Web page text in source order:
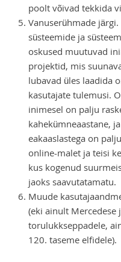
poolt võivad tekkida
Vanuserühmade
süsteemide ja
oskused muutuvad
projektid, mis
lubavad üles laadida
kasutajate tulemusi.
inimesel on palju
kahekümneaastane,
eakaaslastega on
online-malet ja teisi
kus kogenud
jaoks saavutatamatu.
Muude
(eki ainult Mercedese
torulukkseppadele,
120. taseme elfidele).